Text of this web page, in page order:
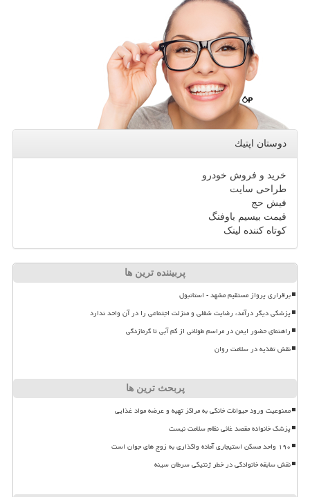
دوستان اپتیك
خرید و فروش خودرو
طراحی سایت
فیش حج
قیمت بیسیم باوفنگ
کوتاه کننده لینک
پربیننده ترین ها
برقراری پرواز مستقیم مشهد - استانبول
پزشکی دیگر درآمد، رضایت شغلی و منزلت اجتماعی را در آن واحد ندارد
راهنمای حضور ایمن در مراسم طولانی از کم آبی تا گرمازدگی
نقش تغذیه در سلامت روان
پربحث ترین ها
ممنوعیت ورود حیوانات خانگی به مراکز تهیه و عرضه مواد غذایی
پزشک خانواده مقصد غائی نظام سلامت نیست
۱۹۰ واحد مسکن استیجاری آماده واگذاری به زوج های جوان است
نقش سابقه خانوادگی در خطر ژنتیکی سرطان سینه